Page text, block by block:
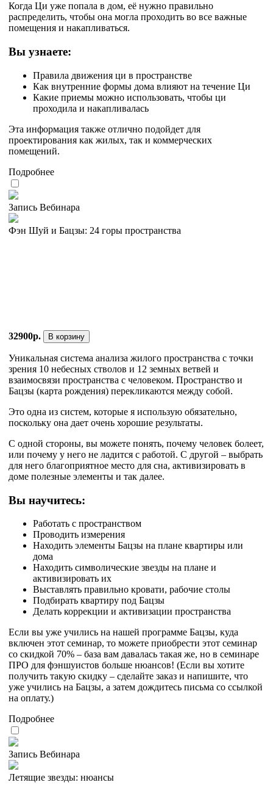
Когда Ци уже попала в дом, её нужно правильно
распределить, чтобы она могла проходить во все важные
помещения и накапливаться.
Вы узнаете:
Правила движения ци в пространстве
Как внутренние формы дома влияют на течение Ци
Какие приемы можно использовать, чтобы ци
проходила и накапливалась
Эта информация также отлично подойдет для
проектирования как жилых, так и коммерческих
помещений.
Подробнее
Запись Вебинара
Фэн Шуй и Бацзы: 24 горы пространства
32900р. В корзину
Уникальная система анализа жилого пространства с точки
зрения 10 небесных стволов и 12 земных ветвей и
взаимосвязи пространства с человеком. Пространство и
Бацзы (карта рождения) перекликаются между собой.
Это одна из систем, которые я использую обязательно,
поскольку она дает очень хорошие результаты.
С одной стороны, вы можете понять, почему человек болеет,
или почему у него не ладится с работой. С другой – выбрать
для него благоприятное место для сна, активизировать в
доме полезные элементы и так далее.
Вы научитесь:
Работать с пространством
Проводить измерения
Находить элементы Бацзы на плане квартиры или
дома
Находить символические звезды на плане и
активизировать их
Выставлять правильно кровати, рабочие столы
Подбирать квартиру под Бацзы
Делать коррекции и активизации пространства
Если вы уже учились на нашей программе Бацзы, куда
включен этот семинар, то можете приобрести этот семинар
со скидкой 70% – база вам давалась такая же, но в семинаре
ПРО для фэншуистов больше нюансов! (Если вы хотите
получить такую скидку – сделайте заказ и напишите, что
уже учились на Бацзы, а затем дождитесь письма со ссылкой
на оплату.)
Подробнее
Запись Вебинара
Летящие звезды: нюансы